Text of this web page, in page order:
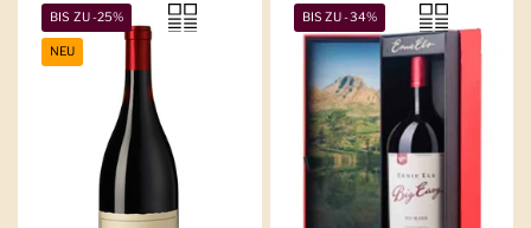
BIS ZU -25%
NEU
BIS ZU -34%